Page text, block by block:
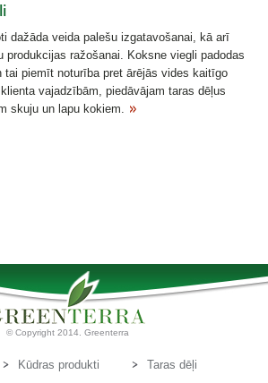
dažāda veida palešu izgatavošanai, kā arī
produkcijas ražošanai. Koksne viegli padodas
tai piemīt noturība pret ārējās vides kaitīgo
vajadzībām, piedāvājam taras dēļus
skuju un lapu kokiem.
© Copyright 2014. Greenterra
Kūdras produkti
Taras dēļi